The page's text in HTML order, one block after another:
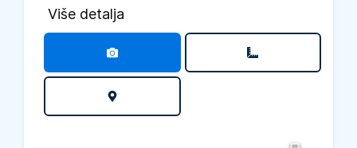
Više detalja